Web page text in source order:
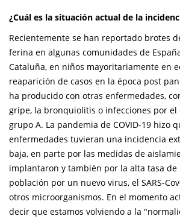
¿Cuál es la situación actual de la
Recientemente se han reportado brotes
ferina en algunas comunidades de
Cataluña, en niños mayoritariamente en
reaparición de casos en la época post
ha producido con otras enfermedades,
gripe, la bronquiolitis o infecciones por el
grupo A. La pandemia de COVID-19 hizo
enfermedades tuvieran una incidencia
baja, en parte por las medidas de
implantaron y también por la alta tasa de
población por un nuevo virus, el SARS-
otros microorganismos. En el momento
decir que estamos volviendo a la